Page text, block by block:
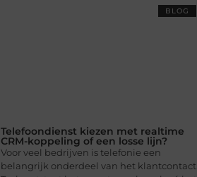
BLOG
Telefoondienst kiezen met realtime
CRM-koppeling of een losse lijn?
Voor veel bedrijven is telefonie een
belangrijk onderdeel van het klantcontact.